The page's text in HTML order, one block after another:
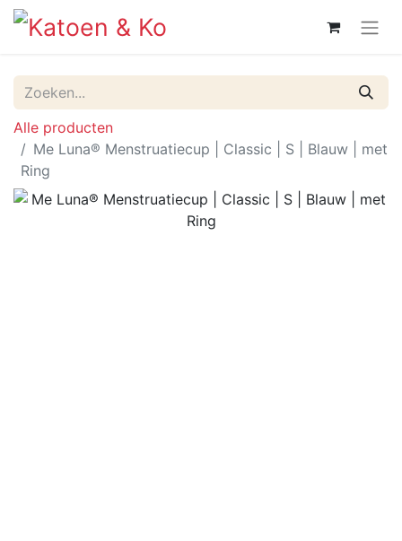
Alle producten
Me Luna® Menstruatiecup | Classic | S | Blauw | met
Ring